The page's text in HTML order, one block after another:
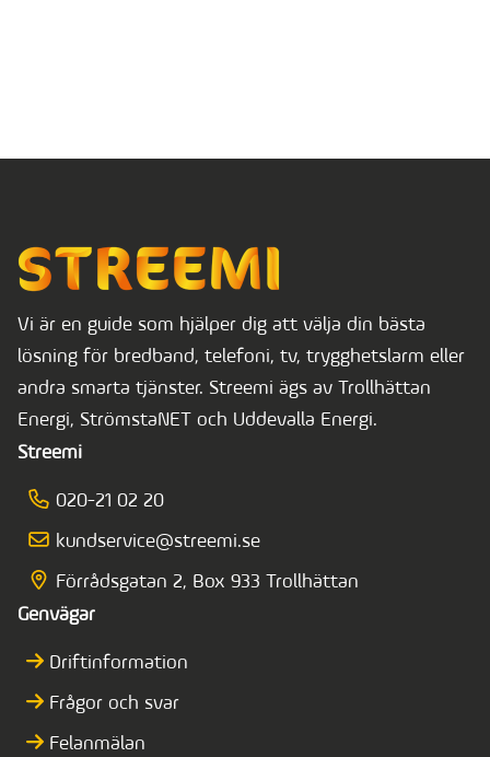
Vi är en guide som hjälper dig att välja din bästa
lösning för bredband, telefoni, tv, trygghetslarm eller
andra smarta tjänster. Streemi ägs av Trollhättan
Energi, StrömstaNET och Uddevalla Energi.
Streemi
020-21 02 20
kundservice@streemi.se
Förrådsgatan 2, Box 933 Trollhättan
Genvägar
Driftinformation
Frågor och svar
Felanmälan